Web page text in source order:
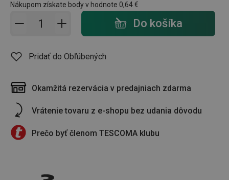
Nákupom získate body v hodnote 0,64 €
Pridať do košíka - počet Do košíka
Pridať do Obľúbených
Okamžitá rezervácia v predajniach zdarma
Vrátenie tovaru z e-shopu bez udania dôvodu
Prečo byť členom TESCOMA klubu